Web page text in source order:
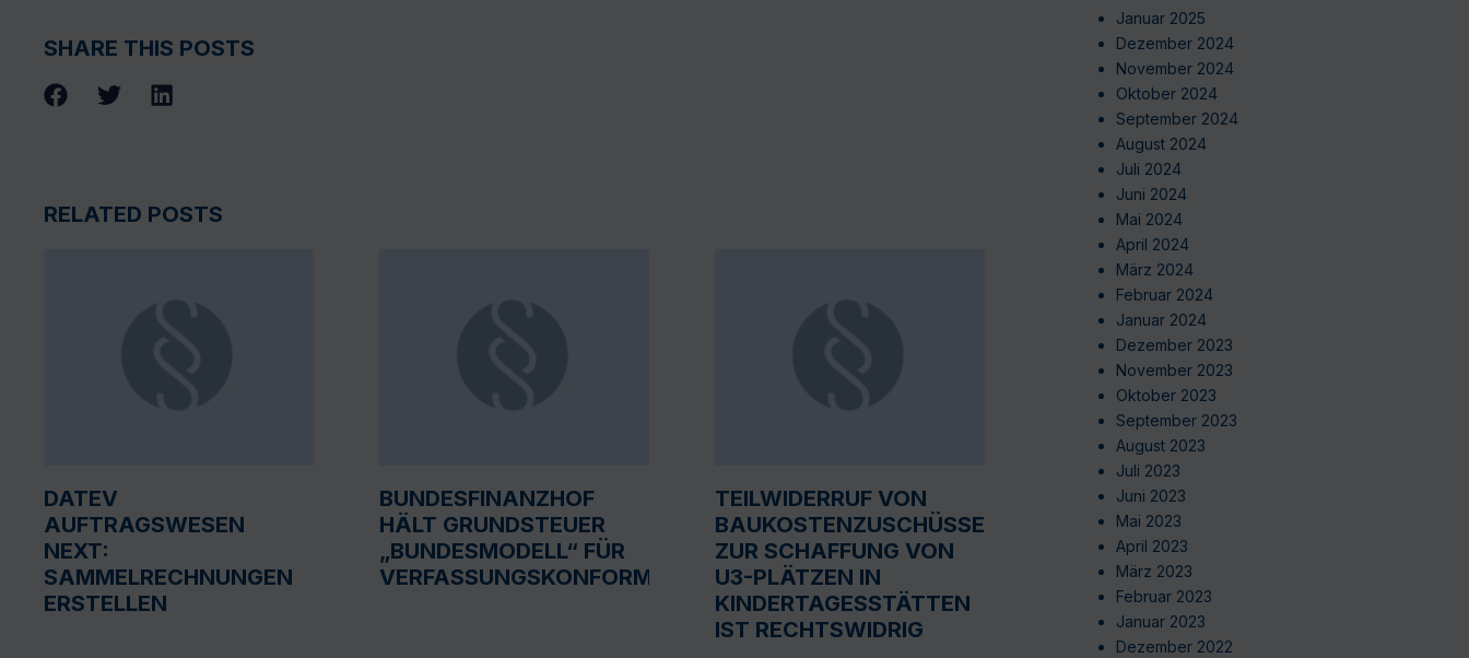
SHARE THIS POSTS
RELATED POSTS
DATEV
AUFTRAGSWESEN
NEXT:
SAMMELRECHNUNGEN
ERSTELLEN
BUNDESFINANZHOF
HÄLT GRUNDSTEUER
„BUNDESMODELL“ FÜR
VERFASSUNGSKONFORM
TEILWIDERRUF VON
BAUKOSTENZUSCHÜSSEN
ZUR SCHAFFUNG VON
U3-PLÄTZEN IN
KINDERTAGESSTÄTTEN
IST RECHTSWIDRIG
Januar 2025
Dezember 2024
November 2024
Oktober 2024
September 2024
August 2024
Juli 2024
Juni 2024
Mai 2024
April 2024
März 2024
Februar 2024
Januar 2024
Dezember 2023
November 2023
Oktober 2023
September 2023
August 2023
Juli 2023
Juni 2023
Mai 2023
April 2023
März 2023
Februar 2023
Januar 2023
Dezember 2022